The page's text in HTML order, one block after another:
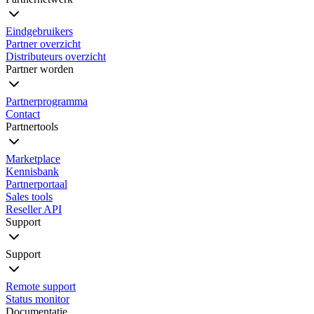
Eindgebruikers
Partner overzicht
Distributeurs overzicht
Partner worden
Partnerprogramma
Contact
Partnertools
Marketplace
Kennisbank
Partnerportaal
Sales tools
Reseller API
Support
Support
Remote support
Status monitor
Documentatie